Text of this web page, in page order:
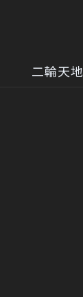
二輪天地